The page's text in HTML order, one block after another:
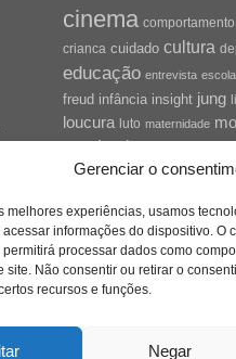
Gerenciar o
melhores experiências, usamos
informações do dispositivo. O
processar dados como
site. Não consentir ou retirar o
recursos e funções.
Negar
cinema comportamento
crianca cuidado cultura
educação entrevista escola
freud infância insight jung
loucura luto maternidade
pandemia
psicologia
saúdesaúde
sexualidade
tecnologia